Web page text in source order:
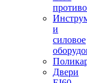
и
силовое
Двери